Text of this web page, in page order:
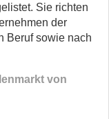
Sie richten
der
Beruf sowie nach
von